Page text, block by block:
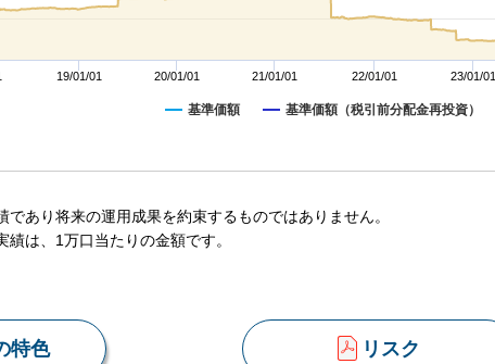
19/01/01 20/01/01 21/01/01 22/01/01 23/01/01
基準価額 基準価額（税引前分配金再投資）
あり将来の運用成果を約束するものではありません。
は、1万口当たりの金額です。
特色 リスク